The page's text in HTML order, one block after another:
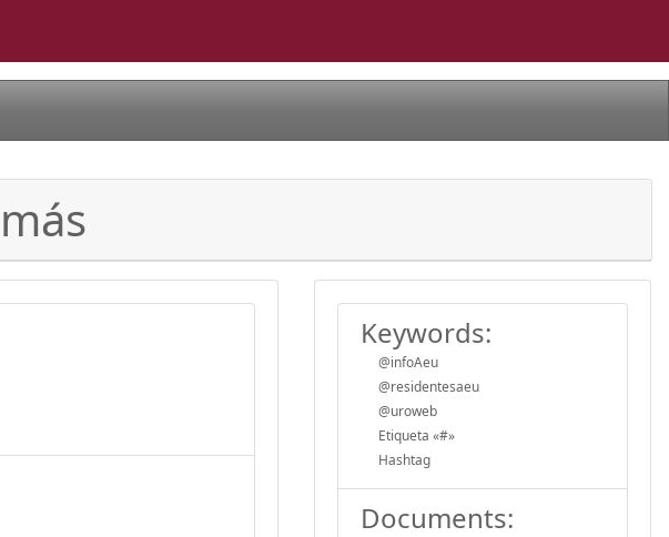
Keywords:
@infoAeu
@residentesaeu
@uroweb
Etiqueta «#»
Hashtag
Documents: